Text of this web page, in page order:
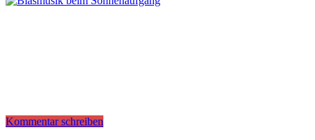
Kommentar schreiben